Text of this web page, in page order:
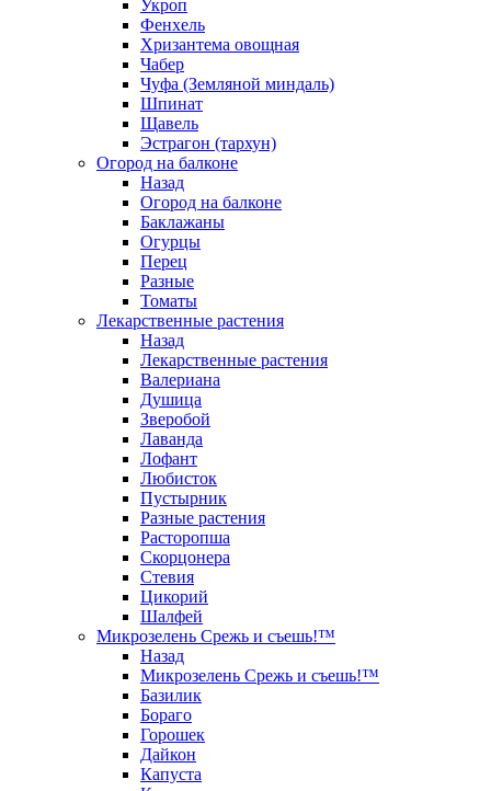
Укроп
Фенхель
Хризантема овощная
Чабер
Чуфа (Земляной миндаль)
Шпинат
Щавель
Эстрагон (тархун)
Огород на балконе
Назад
Огород на балконе
Баклажаны
Огурцы
Перец
Разные
Томаты
Лекарственные растения
Назад
Лекарственные растения
Валериана
Душица
Зверобой
Лаванда
Лофант
Любисток
Пустырник
Разные растения
Расторопша
Скорцонера
Стевия
Цикорий
Шалфей
Микрозелень Срежь и съешь!™
Назад
Микрозелень Срежь и съешь!™
Базилик
Бораго
Горошек
Дайкон
Капуста